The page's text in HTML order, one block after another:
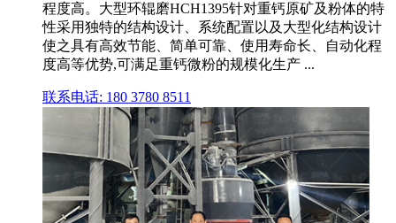
程度高。大型环辊磨HCH1395针对重钙原矿及粉体的特
性采用独特的结构设计、系统配置以及大型化结构设计
使之具有高效节能、简单可靠、使用寿命长、自动化程
度高等优势,可满足重钙微粉的规模化生产 ...
联系电话: 180 3780 8511